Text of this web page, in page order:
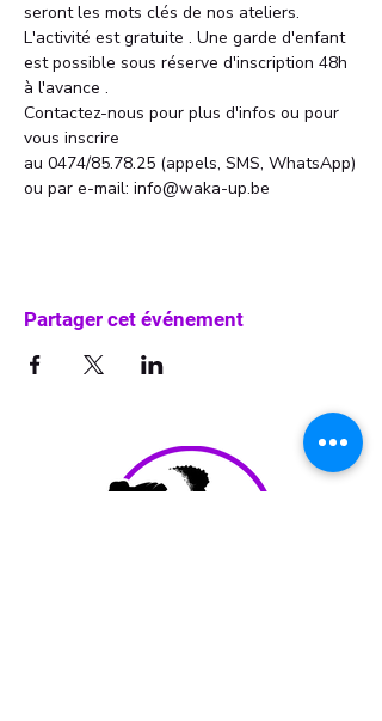
seront les mots clés de nos ateliers.
L'activité est gratuite . Une garde d'enfant
est possible sous réserve d'inscription 48h
à l'avance .
Contactez-nous pour plus d'infos ou pour
vous inscrire
au 0474/85.78.25 (appels, SMS, WhatsApp)
ou par e-mail: info@waka-up.be
Partager cet événement